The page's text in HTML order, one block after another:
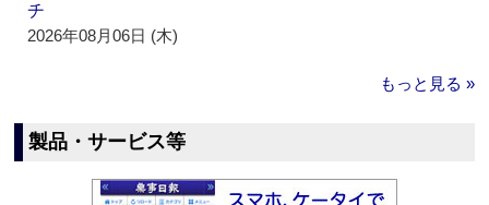
チ
2026年08月06日 (木)
もっと見る »
製品・サービス等